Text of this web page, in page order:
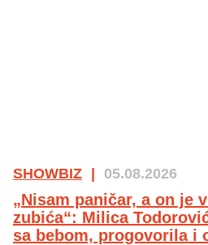
SHOWBIZ | 05.08.2026
„Nisam paničar, a on je
zubića“: Milica
sa bebom, progovorila i